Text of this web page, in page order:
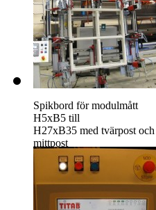
Spikbord för modulmått
H5xB5 till
H27xB35 med tvärpost och
mittpost